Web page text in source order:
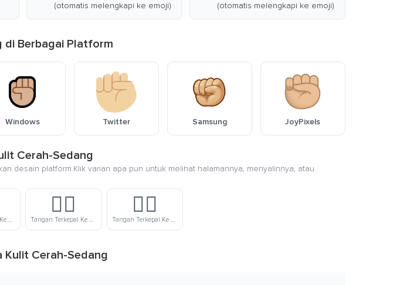
(otomatis melengkapi ke emoji)
(otomatis melengkapi ke emoji)
di Berbagai Platform
Windows Twitter Samsung JoyPixels
Cerah-Sedang
desain platform.Klik varian apa pun untuk melihat halamannya, menyalinnya, atau
Tangan Terkepal Ke Atas Warna Kulit Sedang
✊🏾
Tangan Terkepal Ke Atas Warna Kulit Gelap-Sedang
✊🏿
Tangan Terkepal Ke Atas Warna Kulit Gelap
Kulit Cerah-Sedang